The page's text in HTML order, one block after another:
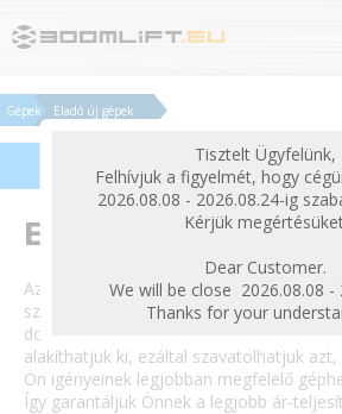
Tisztelt Ügyfelünk,
Felhívjuk a figyelmét, hogy
2026.08.08 - 2026.08.24-ig
Kérjük
Dear Customer.
We will be close 2026.08.08 -
Thanks for your
Gépek Eladó új gépek
Termékek szűrése
Eladó új gépek
Az EU-Gépker Kft a vezető gépgyártók
széles skáláját kínálja Önnek. Mivel mi
dolgozunk, ajánlatunkat pontosan az Ön
alakíthatjuk ki, ezáltal szavatolhatjuk
Ön igényeinek legjobban megfelelő
Így garantáljuk Önnek a legjobb ár-